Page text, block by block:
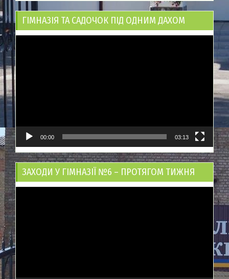
ГІМНАЗІЯ ТА САДОЧОК ПІД ОДНИМ ДАХОМ
00:00 03:13
ЗАХОДИ У ГІМНАЗІЇ №6 – ПРОТЯГОМ ТИЖНЯ